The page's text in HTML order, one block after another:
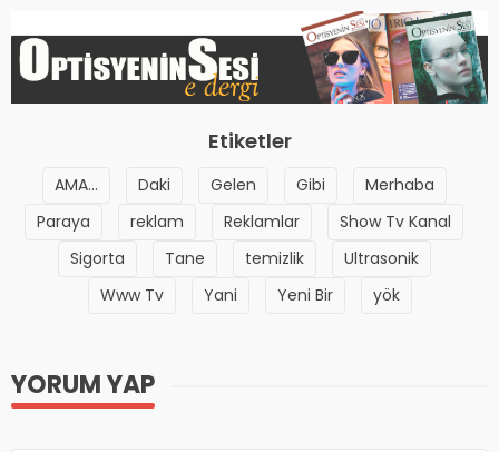
Etiketler
AMA... Daki Gelen Gibi
Merhaba
Paraya
reklam Reklamlar
Show Tv Kanal
Sigorta
Tane temizlik
Ultrasonik
Www Tv
Yani Yeni Bir yök
YORUM YAP